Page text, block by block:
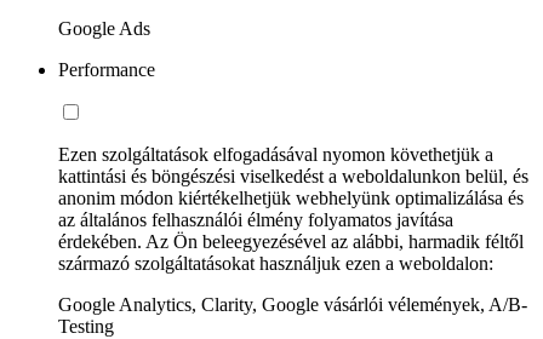
Google Ads
Performance
Ezen szolgáltatások elfogadásával nyomon követhetjük a
kattintási és böngészési viselkedést a weboldalunkon belül, és
anonim módon kiértékelhetjük webhelyünk optimalizálása és
az általános felhasználói élmény folyamatos javítása
érdekében. Az Ön beleegyezésével az alábbi, harmadik féltől
származó szolgáltatásokat használjuk ezen a weboldalon:
Google Analytics, Clarity, Google vásárlói vélemények, A/B-
Testing